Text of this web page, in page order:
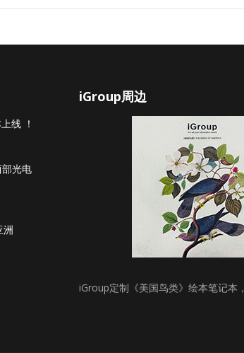
线 ！
光电
洲
iGroup周边
iGroup定制《美国鸟类》绘本笔记本，